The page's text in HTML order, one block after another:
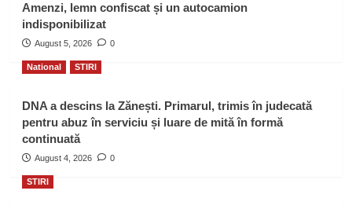
Amenzi, lemn confiscat și un autocamion
indisponibilizat
August 5, 2026 0
National STIRI
DNA a descins la Zănești. Primarul, trimis în judecată
pentru abuz în serviciu și luare de mită în formă
continuată
August 4, 2026 0
STIRI